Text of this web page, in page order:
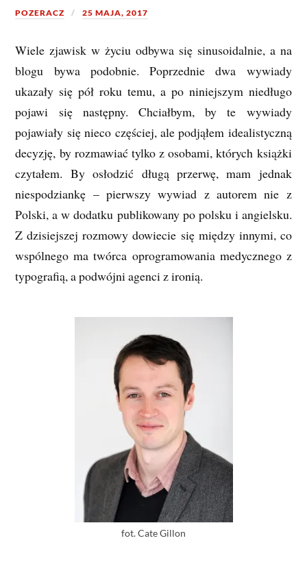
POZERACZ 25 MAJA, 2017
Wiele zjawisk w życiu odbywa się sinusoidalnie, a na
blogu bywa podobnie. Poprzednie dwa wywiady
ukazały się pół roku temu, a po niniejszym niedługo
pojawi się następny. Chciałbym, by te wywiady
pojawiały się nieco częściej, ale podjąłem idealistyczną
decyzję, by rozmawiać tylko z osobami, których książki
czytałem. By osłodzić długą przerwę, mam jednak
niespodziankę – pierwszy wywiad z autorem nie z
Polski, a w dodatku publikowany po polsku i angielsku.
Z dzisiejszej rozmowy dowiecie się między innymi, co
wspólnego ma twórca oprogramowania medycznego z
typografią, a podwójni agenci z ironią.
fot. Cate Gillon